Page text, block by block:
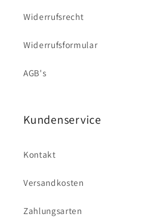
Widerrufsrecht
Widerrufsformular
AGB's
Kundenservice
Kontakt
Versandkosten
Zahlungsarten